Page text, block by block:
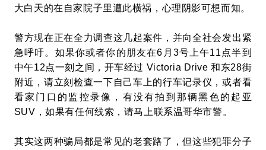
大白天的在自家院子里遭此横祸，心理阴影可想而知。
警方现在正在全力调查这几起案件，并向全社会发出紧
急呼吁。如果你或者你的朋友在6月3号上午11点半到
中午12点一刻之间，开车经过 Victoria Drive 和东28街
附近，请立刻检查一下自己车上的行车记录仪，或者看
看家门口的监控录像，有没有拍到那辆黑色的起亚
SUV，如果有任何线索，请马上联系温哥华市警。
其实这两种骗局都是常见的老套路了，但这些犯罪分子